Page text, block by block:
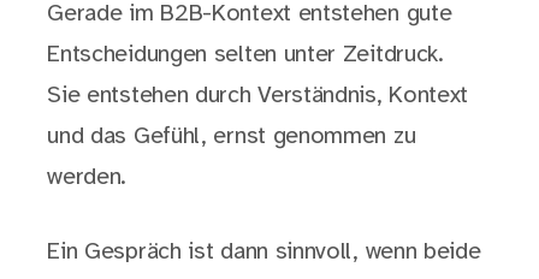
Gerade im B2B-Kontext entstehen gute
Entscheidungen selten unter Zeitdruck.
Sie entstehen durch Verständnis, Kontext
und das Gefühl, ernst genommen zu
werden.
Ein Gespräch ist dann sinnvoll, wenn beide